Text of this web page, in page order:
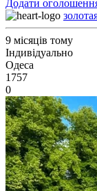
Додати
9 місяців тому
Індивідуально
Одеса
1757
0